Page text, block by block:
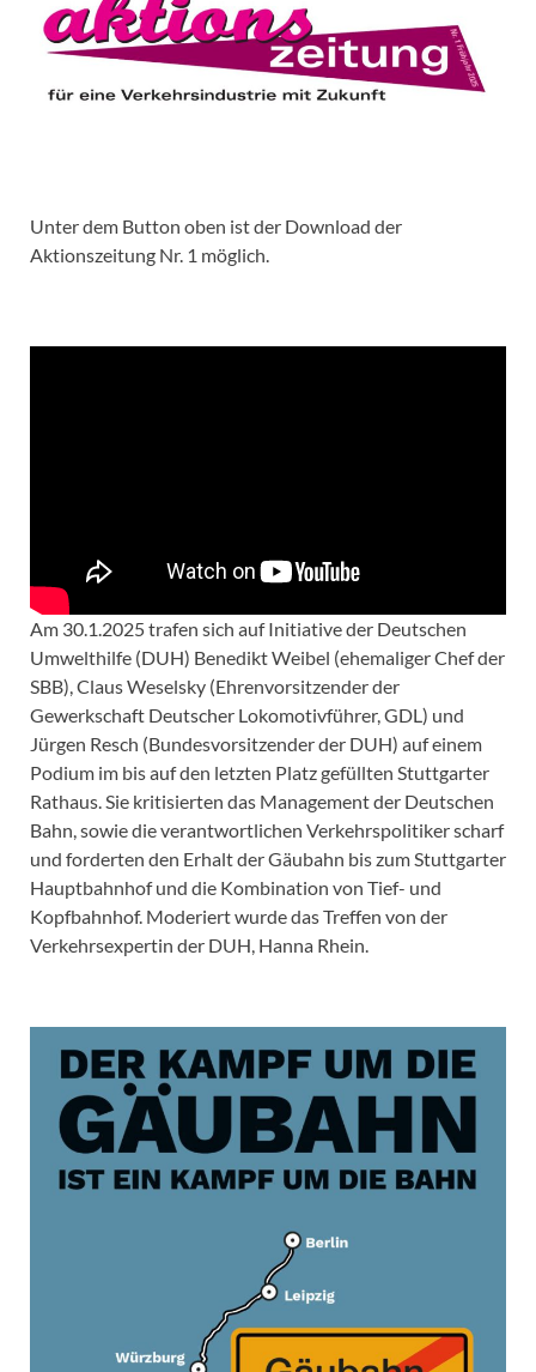
Unter dem Button oben ist der Download der
Aktionszeitung Nr. 1 möglich.
Am 30.1.2025 trafen sich auf Initiative der Deutschen
Umwelthilfe (DUH) Benedikt Weibel (ehemaliger Chef der
SBB), Claus Weselsky (Ehrenvorsitzender der
Gewerkschaft Deutscher Lokomotivführer, GDL) und
Jürgen Resch (Bundesvorsitzender der DUH) auf einem
Podium im bis auf den letzten Platz gefüllten Stuttgarter
Rathaus. Sie kritisierten das Management der Deutschen
Bahn, sowie die verantwortlichen Verkehrspolitiker scharf
und forderten den Erhalt der Gäubahn bis zum Stuttgarter
Hauptbahnhof und die Kombination von Tief- und
Kopfbahnhof. Moderiert wurde das Treffen von der
Verkehrsexpertin der DUH, Hanna Rhein.